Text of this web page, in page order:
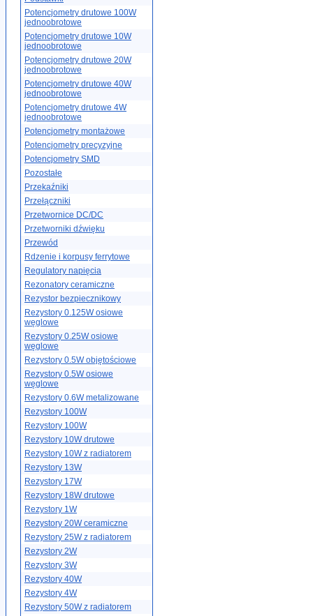
Potencjometry drutowe 100W
jednoobrotowe
Potencjometry drutowe 10W
jednoobrotowe
Potencjometry drutowe 20W
jednoobrotowe
Potencjometry drutowe 40W
jednoobrotowe
Potencjometry drutowe 4W
jednoobrotowe
Potencjometry montażowe
Potencjometry precyzyjne
Potencjometry SMD
Pozostałe
Przekaźniki
Przełączniki
Przetwornice DC/DC
Przetworniki dźwięku
Przewód
Rdzenie i korpusy ferrytowe
Regulatory napięcia
Rezonatory ceramiczne
Rezystor bezpiecznikowy
Rezystory 0.125W osiowe
węglowe
Rezystory 0.25W osiowe
węglowe
Rezystory 0.5W objętościowe
Rezystory 0.5W osiowe
węglowe
Rezystory 0.6W metalizowane
Rezystory 100W
Rezystory 100W
Rezystory 10W drutowe
Rezystory 10W z radiatorem
Rezystory 13W
Rezystory 17W
Rezystory 18W drutowe
Rezystory 1W
Rezystory 20W ceramiczne
Rezystory 25W z radiatorem
Rezystory 2W
Rezystory 3W
Rezystory 40W
Rezystory 4W
Rezystory 50W z radiatorem